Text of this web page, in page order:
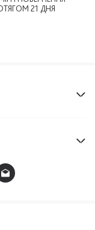
21 ДНЯ